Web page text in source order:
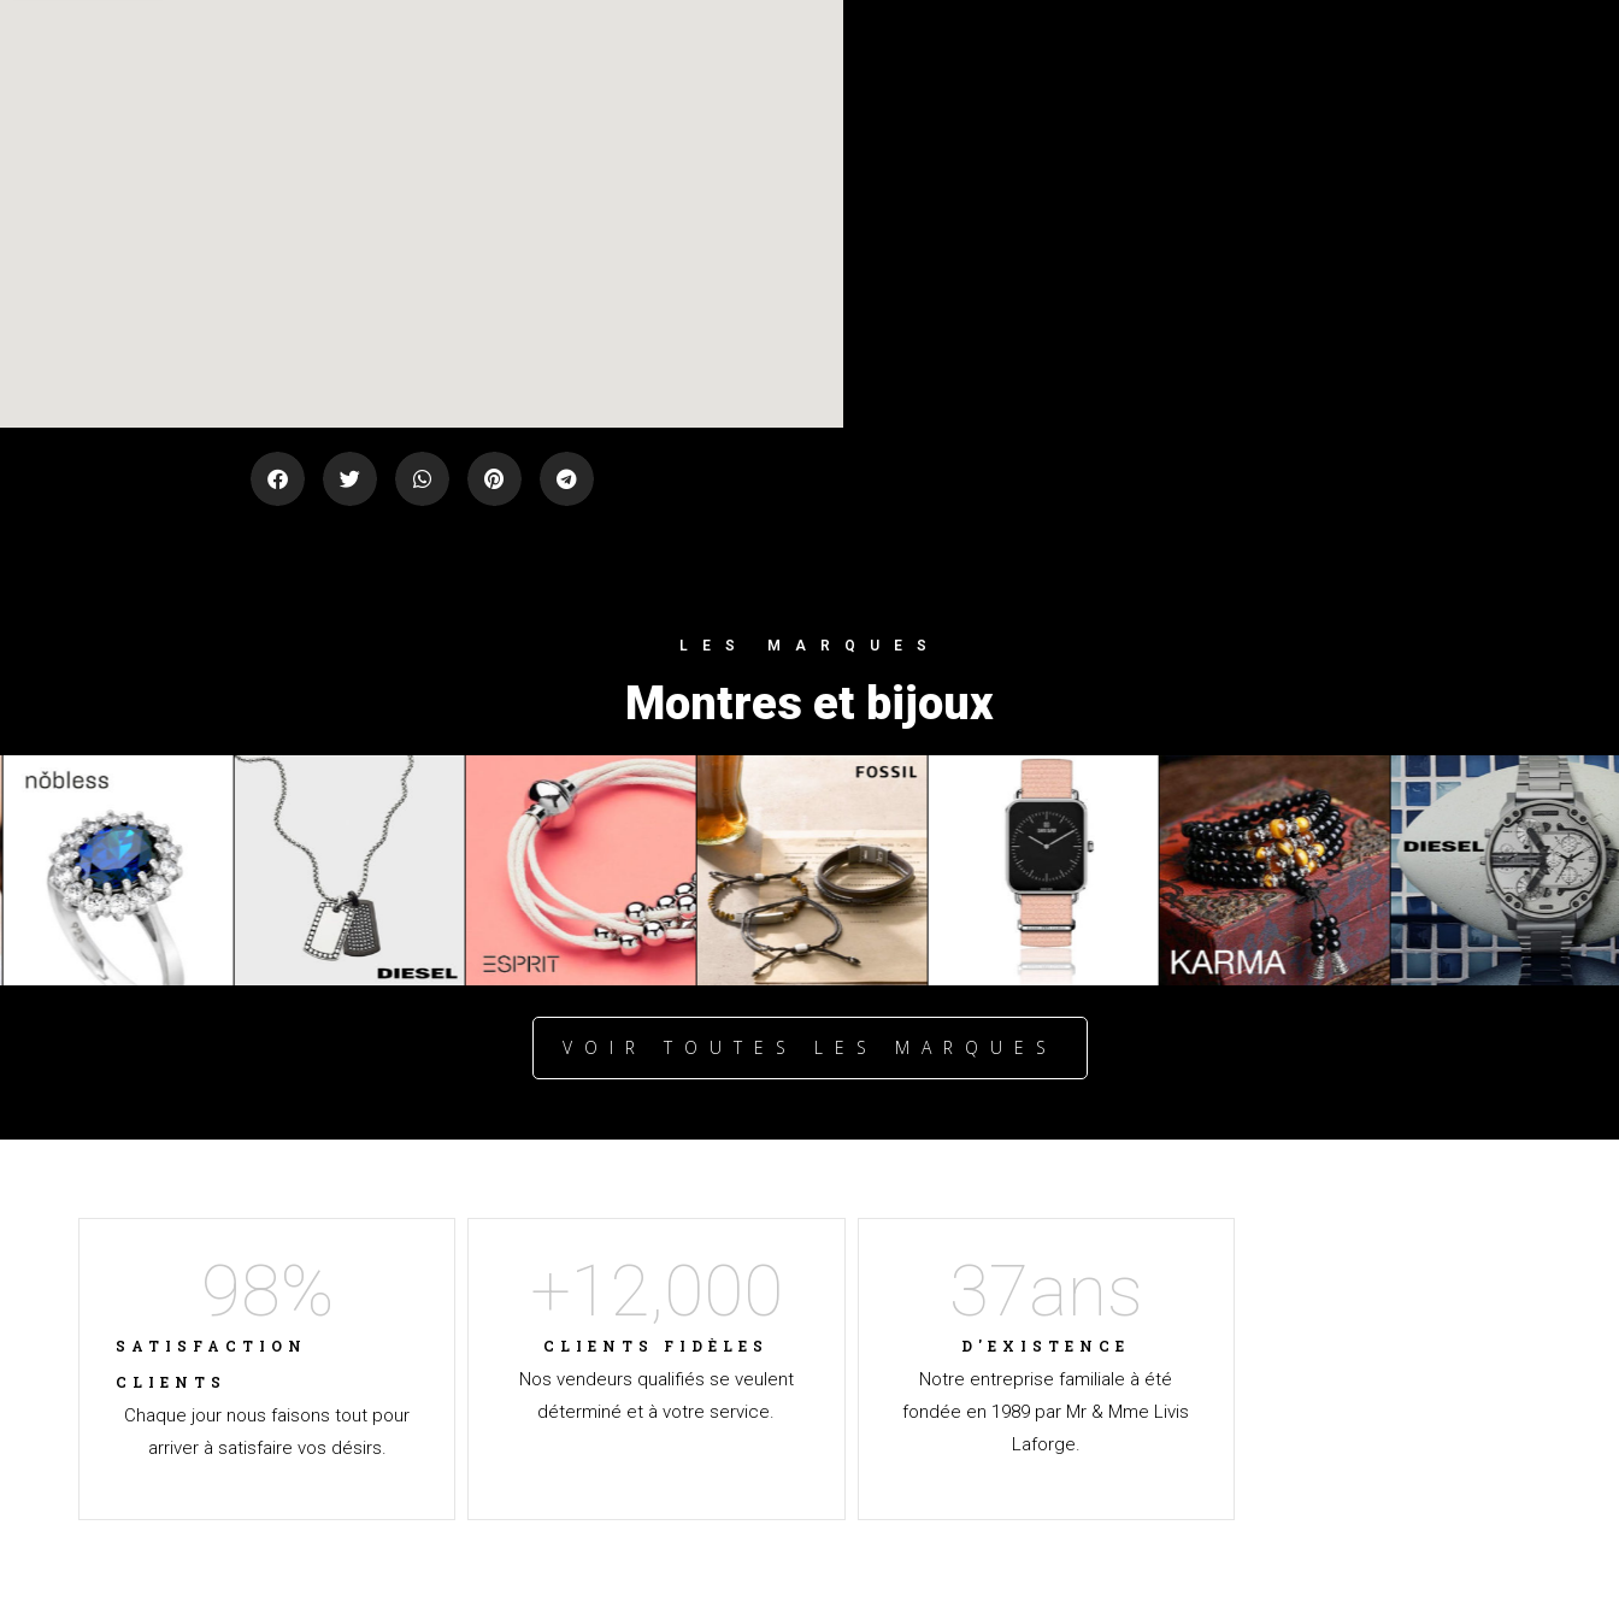
LES MARQUES
Montres et bijoux
VOIR TOUTES LES MARQUES
SATISFACTION
CLIENTS
98%
Chaque jour nous faisons tout pour
arriver à satisfaire vos désirs.
CLIENTS FIDÈLES
+12,000
Nos vendeurs qualifiés se veulent
déterminé et à votre service.
D'EXISTENCE
37ans
Notre entreprise familiale à été
fondée en 1989 par Mr & Mme Livis
Laforge.